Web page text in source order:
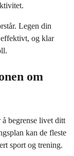
Legen din
effektivt, og klar
om
begrense livet ditt
kan de fleste
sport og trening.